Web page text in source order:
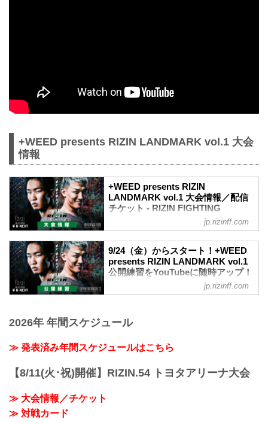
+WEED presents RIZIN LANDMARK vol.1 大会
情報
+WEED presents RIZIN
LANDMARK vol.1 大会情報／配信
チケット - RIZIN FIGHTING
FEDERATION オフィシャルサイト
【Trailer】朝倉未来 vs. 萩原京平 /
+WEED presents RIZIN LANDMARK
vol.1
vol.1
2021年10月2日（土）18:30開場 / 19:00開
主催
jp.rizinff.com
9/24（金）からスタート！+WEED
presents RIZIN LANDMARK vol.1
公開練習をYouTubeに随時アップ！
- RIZIN FIGHTING FEDERATION
オフィシャルサイト
presents RIZIN LANDMARK vol.1の、出
公開練習は随時YouTubeにアップ！大会
を間近に控えた選手たちの練習風景を是
非チェックしよう！
+WEED presents RIZIN LANDMARK
jp.rizinff.com
2026年 年間スケジュール
≫ 発表済み年間スケジュールはこちら
【8/11(火･祝)開催】RIZIN.54 トヨタアリーナ大会
≫ 大会情報／チケット
≫ 対戦カード